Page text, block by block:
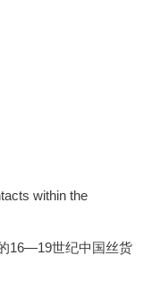
within the
16—19世纪中国丝货